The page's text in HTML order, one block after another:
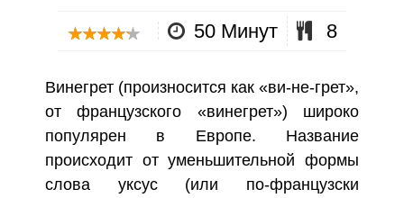
50 Минут 8
Винегрет (произносится как «ви-не-грет»,
от французского «винегрет») широко
популярен в Европе. Название
происходит от уменьшительной формы
слова уксус (или по-французски